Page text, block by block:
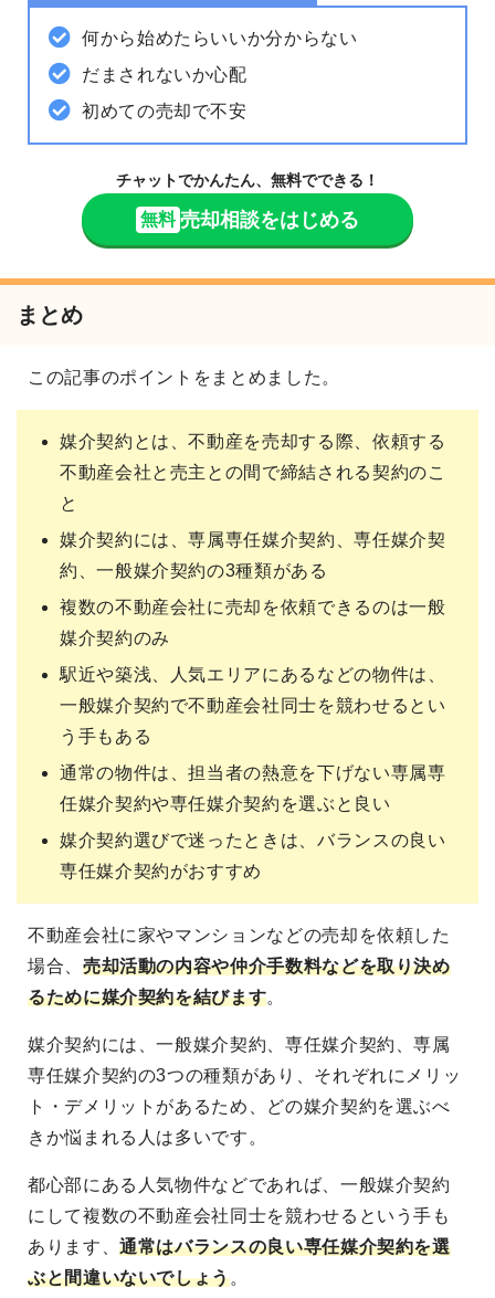
何から始めたらいいか分からない
だまされないか心配
初めての売却で不安
チャットでかんたん、無料でできる！
無料 売却相談をはじめる
まとめ
この記事のポイントをまとめました。
媒介契約とは、不動産を売却する際、依頼する
不動産会社と売主との間で締結される契約のこ
と
媒介契約には、専属専任媒介契約、専任媒介契
約、一般媒介契約の3種類がある
複数の不動産会社に売却を依頼できるのは一般
媒介契約のみ
駅近や築浅、人気エリアにあるなどの物件は、
一般媒介契約で不動産会社同士を競わせるとい
う手もある
通常の物件は、担当者の熱意を下げない専属専
任媒介契約や専任媒介契約を選ぶと良い
媒介契約選びで迷ったときは、バランスの良い
専任媒介契約がおすすめ
不動産会社に家やマンションなどの売却を依頼した
場合、 売却活動の内容や仲介手数料などを取り決め
るために媒介契約を結びます。
媒介契約には、一般媒介契約、専任媒介契約、専属
専任媒介契約の3つの種類があり、それぞれにメリッ
ト・デメリットがあるため、どの媒介契約を選ぶべ
きか悩まれる人は多いです。
都心部にある人気物件などであれば、一般媒介契約
にして複数の不動産会社同士を競わせるという手も
あります、通常はバランスの良い専任媒介契約を選
ぶと間違いないでしょう。